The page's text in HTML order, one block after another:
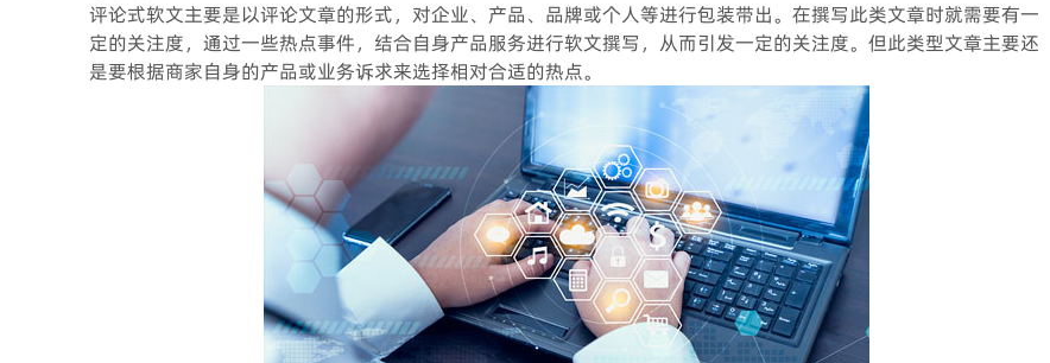
评论式软文主要是以评论文章的形式，对企业、产品、品牌或个人等进行包装带出。在撰写此类文章时就需要有一
定的关注度，通过一些热点事件，结合自身产品服务进行软文撰写，从而引发一定的关注度。但此类型文章主要还
是要根据商家自身的产品或业务诉求来选择相对合适的热点。